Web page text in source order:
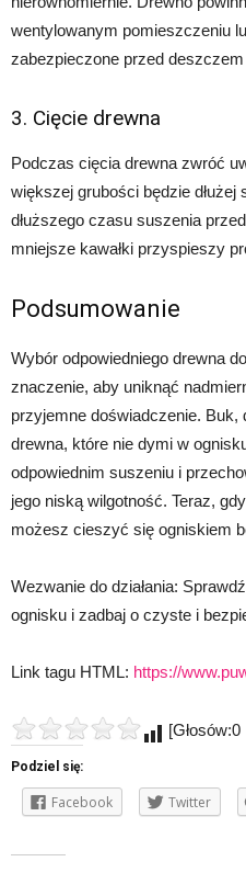
wentylowanym pomieszczeniu
zabezpieczone przed deszczem
3. Cięcie drewna
Podczas cięcia drewna zwróć
większej grubości będzie
dłuższego czasu suszenia
mniejsze kawałki przyspieszy
Podsumowanie
Wybór odpowiedniego drewna
znaczenie, aby uniknąć
przyjemne doświadczenie. Buk,
drewna, które nie dymi w
odpowiednim suszeniu i
jego niską wilgotność. Teraz,
możesz cieszyć się ogniskiem
Wezwanie do działania:
ognisku i zadbaj o czyste i
Link tagu HTML: https://
Podziel się:
Facebook Twitter